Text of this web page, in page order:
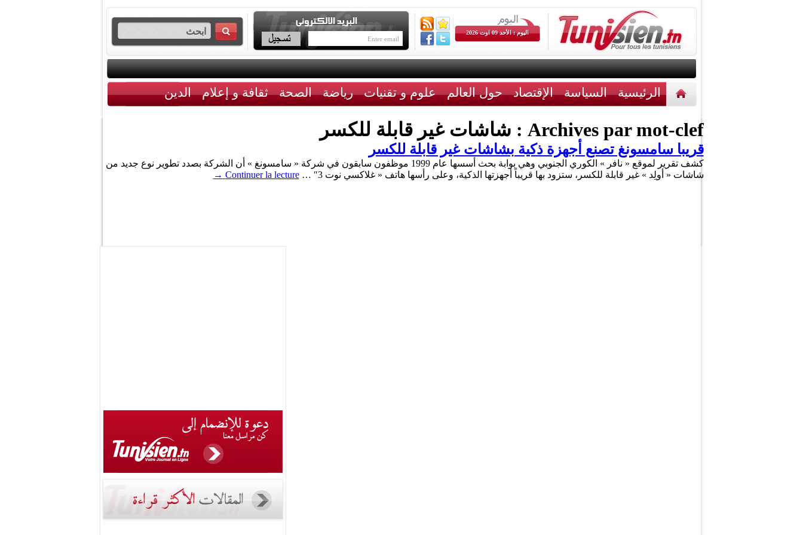
اليوم : الأحد 09 اوت 2026
الرئيسية السياسة الإقتصاد حول العالم علوم و تقنيات رياضة الصحة ثقافة و إعلام الدين
أخبار مختلفة
Archives par mot-clef : شاشات غير قابلة للكسر
قريبا سامسونغ تصنع أجهزة ذكية بشاشات غير قابلة للكسر
كشف تقرير لموقع « نافر » الكوري الجنوبي وهي بوابة بحث أسسها عام 1999 موظفون سابقون في شركة « سامسونغ » أن الشركة بصدد تطوير نوع جديد من
شاشات « أولِد » غير قابلة للكسر، ستزود بها قريباً أجهزتها الذكية، وعلى رأسها هاتف « غلاكسي نوت 3″ …
Continuer la lecture
→